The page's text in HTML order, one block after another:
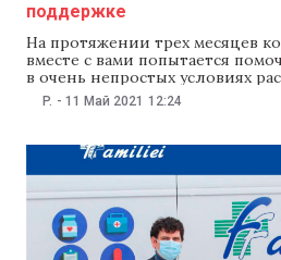
поддержке
На протяжении трех месяцев
вместе с вами попытается
в очень непростых условиях
трудолюбивые дети. Команда
апреля Farmacia Familiei
P. - 11 Май 2021 12:24